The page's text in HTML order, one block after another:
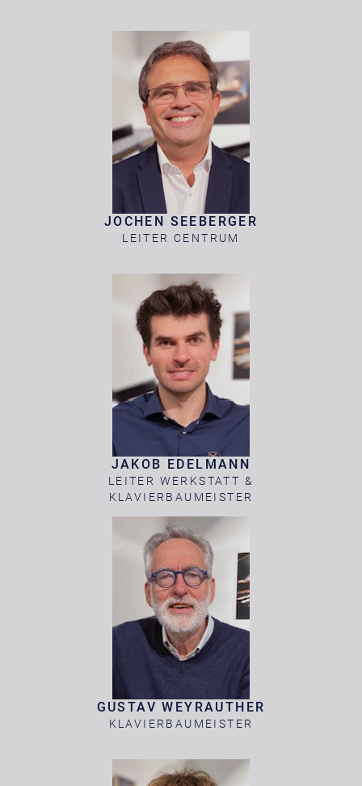
JOCHEN SEEBERGER
LEITER CENTRUM
JAKOB EDELMANN
LEITER WERKSTATT &
KLAVIERBAUMEISTER
GUSTAV WEYRAUTHER
KLAVIERBAUMEISTER